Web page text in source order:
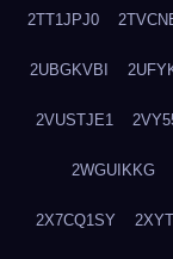
2TT1JPJ0
2UBGKVBI
2VUSTJE1
2WGUIKKG
2X7CQ1SY